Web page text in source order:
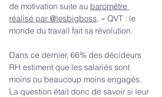
de motivation suite au baromètre
réalisé par @lesbigboss, « QVT : le
monde du travail fait sa révolution.
Dans ce dernier, 66% des décideurs
RH estiment que les salariés sont
moins ou beaucoup moins engagés.
La question était donc de savoir si leur